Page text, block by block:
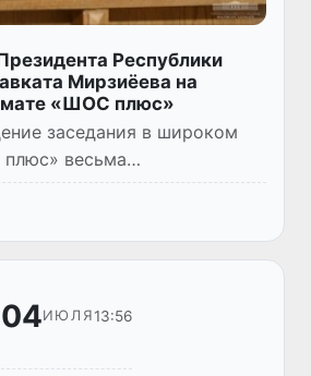
Республики
Мирзиёева на
«ШОС плюс»
заседания в широком
весьма
и востребованным. Мир как
в восстановлении
и солидарности.
04ИЮЛЯ13:56